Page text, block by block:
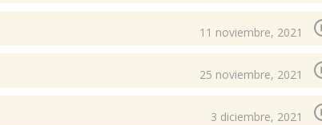
11 noviembre, 2021
25 noviembre, 2021
3 diciembre, 2021